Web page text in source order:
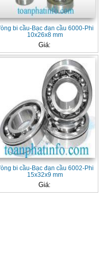
bi cầu-Bạc đạn cầu 6000-Phi
10x26x8 mm
Giá:
bi cầu-Bạc đạn cầu 6002-Phi
15x32x9 mm
Giá: